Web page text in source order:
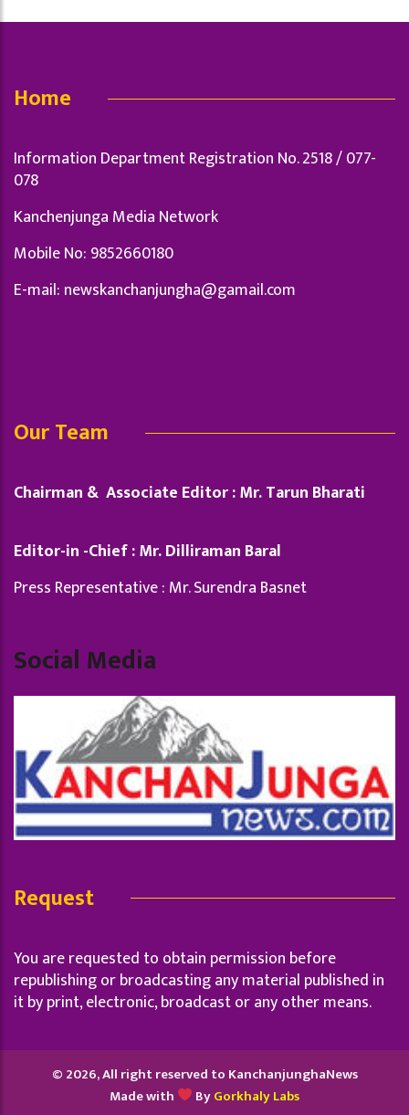
Home
Information Department Registration No. 2518 / 077-
078
Kanchenjunga Media Network
Mobile No: 9852660180
E-mail: newskanchanjungha@gamail.com
Our Team
Chairman & Associate Editor : Mr. Tarun Bharati
Editor-in -Chief : Mr. Dilliraman Baral
Press Representative : Mr. Surendra Basnet
Social Media
Request
You are requested to obtain permission before
republishing or broadcasting any material published in
it by print, electronic, broadcast or any other means.
© 2026, All right reserved to KanchanjunghaNews
Made with
ByGorkhaly Labs